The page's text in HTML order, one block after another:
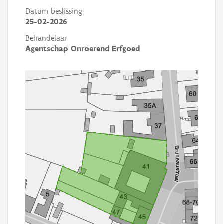
Datum beslissing
25-02-2026
Behandelaar
Agentschap Onroerend Erfgoed